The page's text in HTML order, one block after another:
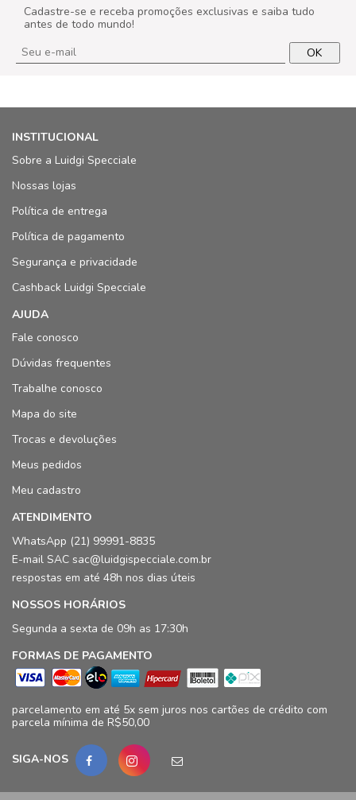
Cadastre-se e receba promoções exclusivas e saiba tudo
antes de todo mundo!
OK
INSTITUCIONAL
Sobre a Luidgi Specciale
Nossas lojas
Política de entrega
Política de pagamento
Segurança e privacidade
Cashback Luidgi Specciale
AJUDA
Fale conosco
Dúvidas frequentes
Trabalhe conosco
Mapa do site
Trocas e devoluções
Meus pedidos
Meu cadastro
ATENDIMENTO
WhatsApp (21) 99991-8835
E-mail SAC sac@luidgispecciale.com.br
respostas em até 48h nos dias úteis
NOSSOS HORÁRIOS
Segunda a sexta de 09h as 17:30h
FORMAS DE PAGAMENTO
parcelamento em até 5x sem juros nos cartões de crédito com
parcela mínima de R$50,00
SIGA-NOS